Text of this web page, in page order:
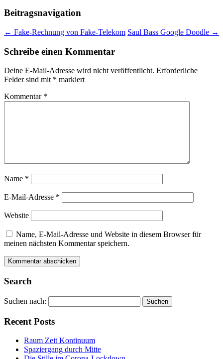
Beitragsnavigation
← Fake-Rechnung von Fake-Telekom Saul Bass Google Doodle →
Schreibe einen Kommentar
Deine E-Mail-Adresse wird nicht veröffentlicht. Erforderliche
Felder sind mit * markiert
Kommentar *
Name *
E-Mail-Adresse *
Website
Name, E-Mail-Adresse und Website in diesem Browser für
meinen nächsten Kommentar speichern.
Alternative:
Alternative:
Search
Suchen nach:
Recent Posts
Raum Zeit Kontinuum
Spaziergang durch Mitte